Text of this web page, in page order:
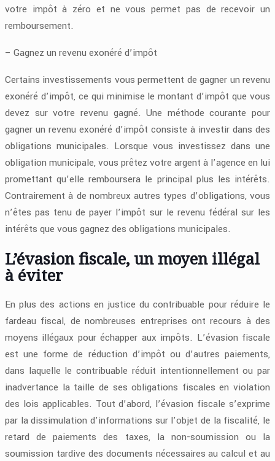
votre impôt à zéro et ne vous permet pas de recevoir un
remboursement.
– Gagnez un revenu exonéré d’impôt
Certains investissements vous permettent de gagner un revenu
exonéré d’impôt, ce qui minimise le montant d’impôt que vous
devez sur votre revenu gagné. Une méthode courante pour
gagner un revenu exonéré d’impôt consiste à investir dans des
obligations municipales. Lorsque vous investissez dans une
obligation municipale, vous prêtez votre argent à l’agence en lui
promettant qu’elle remboursera le principal plus les intérêts.
Contrairement à de nombreux autres types d’obligations, vous
n’êtes pas tenu de payer l’impôt sur le revenu fédéral sur les
intérêts que vous gagnez des obligations municipales.
L’évasion fiscale, un moyen illégal
à éviter
En plus des actions en justice du contribuable pour réduire le
fardeau fiscal, de nombreuses entreprises ont recours à des
moyens illégaux pour échapper aux impôts. L’évasion fiscale
est une forme de réduction d’impôt ou d’autres paiements,
dans laquelle le contribuable réduit intentionnellement ou par
inadvertance la taille de ses obligations fiscales en violation
des lois applicables. Tout d’abord, l’évasion fiscale s’exprime
par la dissimulation d’informations sur l’objet de la fiscalité, le
retard de paiements des taxes, la non-soumission ou la
soumission tardive des documents nécessaires au calcul et au